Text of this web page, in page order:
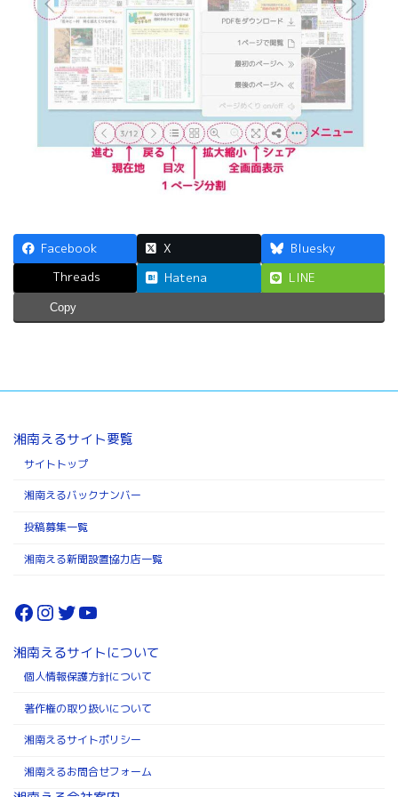
Facebook X
Bluesky
Threads
Hatena LINE
Copy
湘南えるサイト要覧
サイトトップ
湘南えるバックナンバー
投稿募集一覧
湘南える新聞設置協力店一覧
Facebook
Instagram
Twitter
YouTube
湘南えるサイトについて
個人情報保護方針について
著作権の取り扱いについて
湘南えるサイトポリシー
湘南えるお問合せフォーム